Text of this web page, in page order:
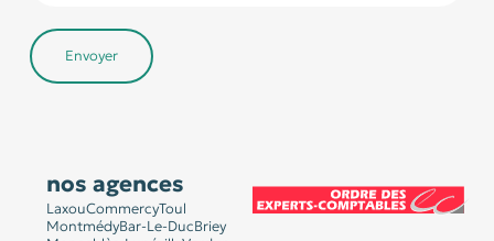
Envoyer
nos agences
LaxouCommercyToul
MontmédyBar-Le-DucBriey